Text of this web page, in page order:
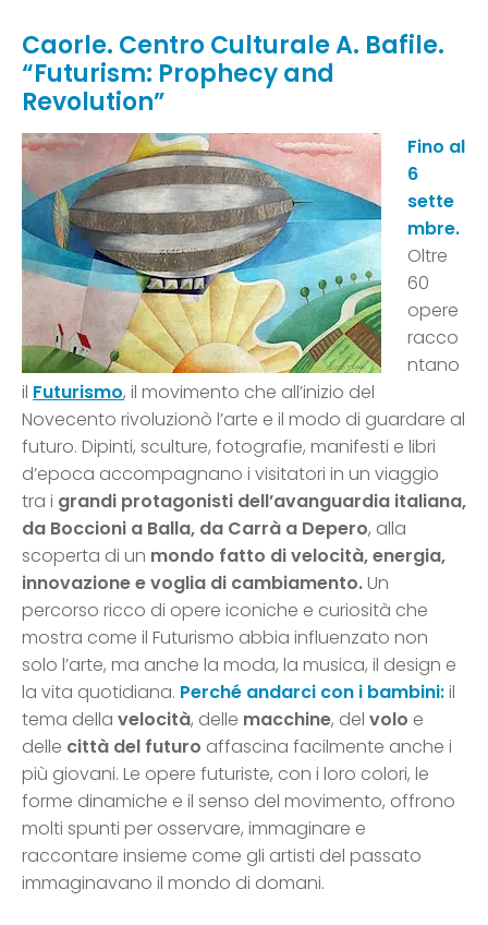
Caorle. Centro Culturale A. Bafile.
“Futurism: Prophecy and
Revolution”
Fino al
6
sette
mbre.
Oltre
60
opere
racco
ntano
il Futurismo, il movimento che all’inizio del
Novecento rivoluzionò l’arte e il modo di guardare al
futuro. Dipinti, sculture, fotografie, manifesti e libri
d’epoca accompagnano i visitatori in un viaggio
tra i grandi protagonisti dell’avanguardia italiana,
da Boccioni a Balla, da Carrà a Depero, alla
scoperta di un mondo fatto di velocità, energia,
innovazione e voglia di cambiamento.Un
percorso ricco di opere iconiche e curiosità che
mostra come il Futurismo abbia influenzato non
solo l’arte, ma anche la moda, la musica, il design e
la vita quotidiana. Perché andarci con i bambini:il
tema della velocità, delle macchine, del volo e
delle città del futuro affascina facilmente anche i
più giovani. Le opere futuriste, con i loro colori, le
forme dinamiche e il senso del movimento, offrono
molti spunti per osservare, immaginare e
raccontare insieme come gli artisti del passato
immaginavano il mondo di domani.